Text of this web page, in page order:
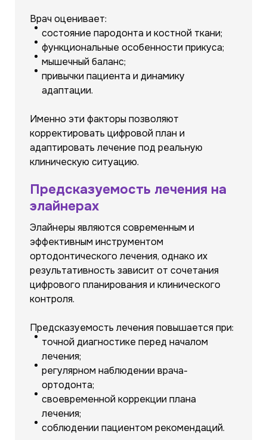
Врач оценивает:
состояние пародонта и костной ткани;
функциональные особенности прикуса;
мышечный баланс;
привычки пациента и динамику
адаптации.
Именно эти факторы позволяют
корректировать цифровой план и
адаптировать лечение под реальную
клиническую ситуацию.
Предсказуемость лечения на
элайнерах
Элайнеры являются современным и
эффективным инструментом
ортодонтического лечения, однако их
результативность зависит от сочетания
цифрового планирования и клинического
контроля.
Предсказуемость лечения повышается при:
точной диагностике перед началом
лечения;
регулярном наблюдении врача-
ортодонта;
своевременной коррекции плана
лечения;
соблюдении пациентом рекомендаций.